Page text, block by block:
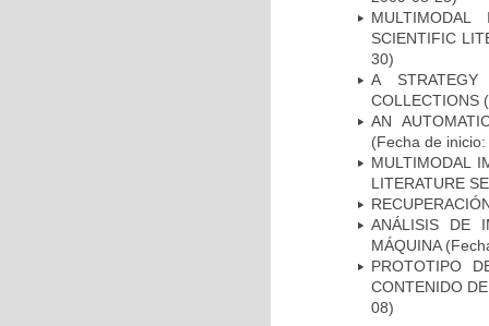
SCIENTIFIC
30)
A STRATEGY
COLLECTIONS
AN
(Fecha de
MULTIMODAL
LITERATURE
ANÁLISIS DE
MÁQUINA
PROTOTIPO
CONTENIDO
08)